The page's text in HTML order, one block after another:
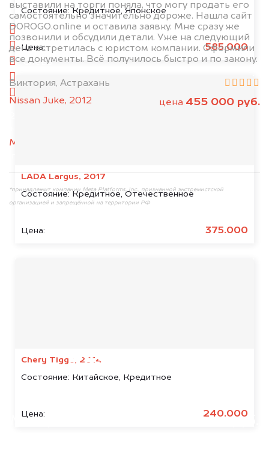
Состояние: Кредитное, Японское
Цена: 585.000
LADA Largus, 2017
Состояние: Кредитное, Отечественное
Цена: 375.000
Chery Tiggo, 2014
Состояние: Китайское, Кредитное
Цена: 240.000
выставили на торги поняла, что могу продать его
самостоятельно значительно дороже. Нашла сайт
DOROGO.online и оставила заявку. Мне сразу же
позвонили и обсудили детали. Уже на следующий
день встретилась с юристом компании. Оформили
все документы. Всё получилось быстро и по закону.
Виктория, Астрахань
Nissan Juke, 2012
цена 455 000 руб.
1. Сфотографируйте машину:
спереди
сзади
слева
MAX
*принадлежит компании Meta Platforms, Inc., признанной экстремистской
организацией и запрещённой на территории РФ
БЕСПЛАТНО
Узнайте стоимость арестованных
Мы купим ваше авто на 20.000 руб.